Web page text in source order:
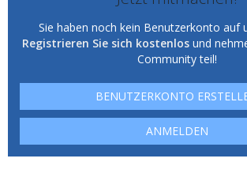
Sie haben noch kein Benutzerkonto auf
Registrieren Sie sich kostenlosund
Community teil!
BENUTZERKONTO
ANMELDEN